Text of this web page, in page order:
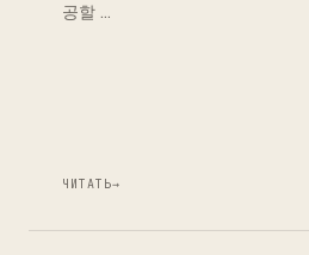
공할 …
ЧИТАТЬ→